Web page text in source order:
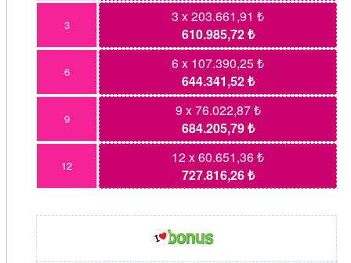
3
3 x 203.661,91 ₺
610.985,72 ₺
6
6 x 107.390,25 ₺
644.341,52 ₺
9
9 x 76.022,87 ₺
684.205,79 ₺
12
12 x 60.651,36 ₺
727.816,26 ₺